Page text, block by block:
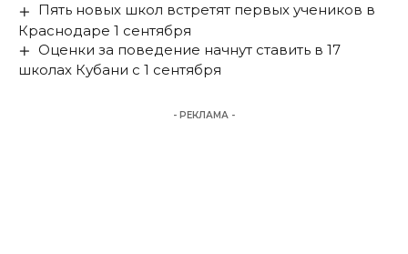
Пять новых школ встретят первых учеников в
Краснодаре 1 сентября
Оценки за поведение начнут ставить в 17
школах Кубани с 1 сентября
- РЕКЛАМА -